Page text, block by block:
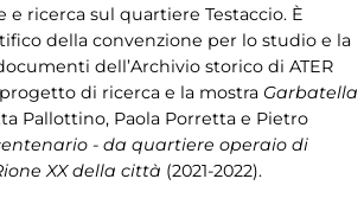
ricerca sul quartiere Testaccio. È
della convenzione per lo studio e la
dell’Archivio storico di ATER
di ricerca e la mostra Garbatella
Pallottino, Paola Porretta e Pietro
- da quartiere operaio di
XX della città (2021-2022).